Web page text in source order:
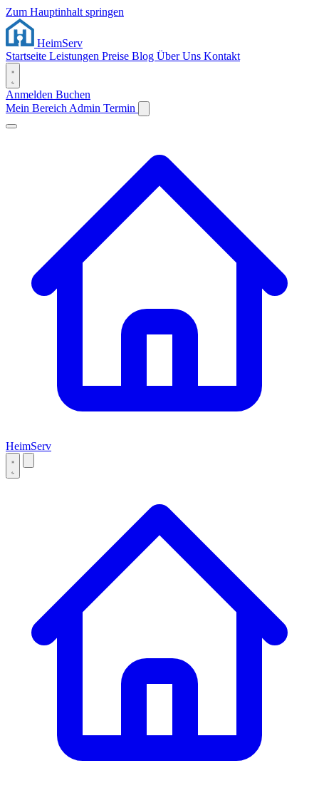
Zum Hauptinhalt springen
HeimServ
Startseite Leistungen Preise Blog Über Uns Kontakt
Anmelden Buchen
Mein Bereich Admin Termin
HeimServ